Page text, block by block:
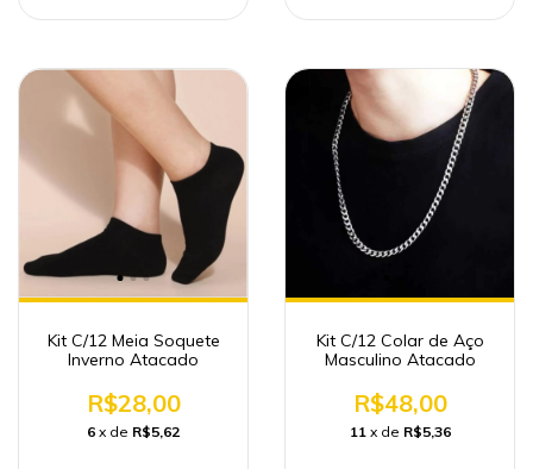
Kit C/12 Meia Soquete
Inverno Atacado
R$28,00
6 x de R$5,62
Kit C/12 Colar de Aço
Masculino Atacado
R$48,00
11 x de R$5,36